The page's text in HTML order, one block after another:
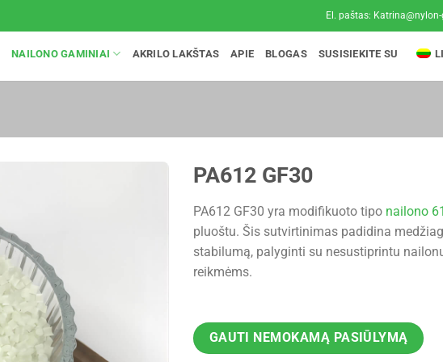
El. paštas:
NAILONO GAMINIAI AKRILO LAKŠTAS APIE BLOGAS SUSISIEKITE SU
PA612 GF30
PA612 GF30 yra modifikuoto tipo nailono
pluoštu. Šis sutvirtinimas padidina
stabilumą, palyginti su nesustiprintu
reikmėms.
GAUTI NEMOKAMĄ PASIŪLYMĄ